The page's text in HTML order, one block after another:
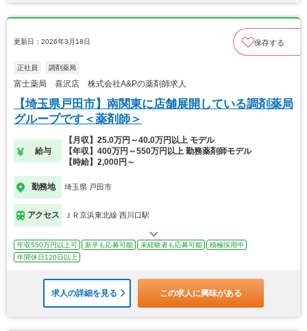
更新日：2026年3月18日 保存する
正社員 調剤薬局
富士薬局 喜沢店 株式会社A&Pの薬剤師求人
【埼玉県戸田市】南関東に店舗展開している調剤薬局
グループです＜薬剤師＞
給与
【月収】25.0万円～40.0万円以上 モデル
【年収】400万円～550万円以上 勤務薬剤師モデル
【時給】2,000円～
勤務地 埼玉県 戸田市
アクセス ＪＲ京浜東北線 西川口駅
年収550万円以上可 新卒も応募可能 未経験者も応募可能
積極採用中
年間休日120日以上
求人の詳細を見る この求人に興味がある